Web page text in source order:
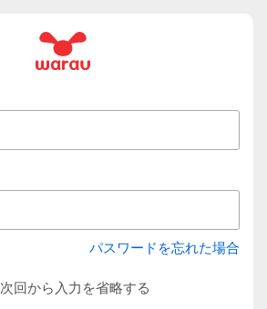
パスワードを忘れた場合
次回から入力を省略する